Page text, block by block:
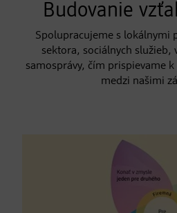
Budovanie
Spolupracujeme s lokálnymi
sektora, sociálnych služieb,
samosprávy, čím prispievame
medzi našimi